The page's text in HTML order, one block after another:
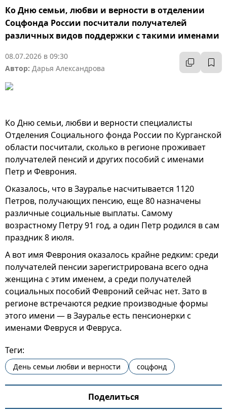
Ко Дню семьи, любви и верности в отделении
Соцфонда России посчитали получателей
различных видов поддержки с такими именами
08.07.2026 в 09:30
Автор: Дарья Александрова
Ко Дню семьи, любви и верности специалисты
Отделения Социального фонда России по Курганской
области посчитали, сколько в регионе проживает
получателей пенсий и других пособий с именами
Петр и Феврония.
Оказалось, что в Зауралье насчитывается 1120
Петров, получающих пенсию, еще 80 назначены
различные социальные выплаты. Самому
возрастному Петру 91 год, а один Петр родился в сам
праздник 8 июля.
А вот имя Феврония оказалось крайне редким: среди
получателей пенсии зарегистрирована всего одна
женщина с этим именем, а среди получателей
социальных пособий Февроний сейчас нет. Зато в
регионе встречаются редкие производные формы
этого имени — в Зауралье есть пенсионерки с
именами Февруся и Февруса.
Теги:
День семьи любви и верности соцфонд
Поделиться